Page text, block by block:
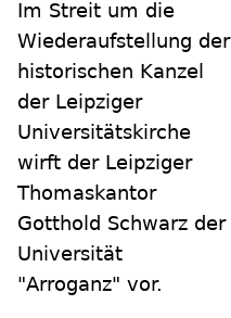
Im Streit um die
Wiederaufstellung der
historischen Kanzel
der Leipziger
Universitätskirche
wirft der Leipziger
Thomaskantor
Gotthold Schwarz der
Universität
"Arroganz" vor.